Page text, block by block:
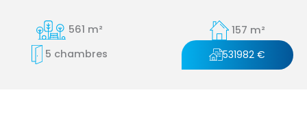
561 m²
157 m²
5 chambres
531982 €